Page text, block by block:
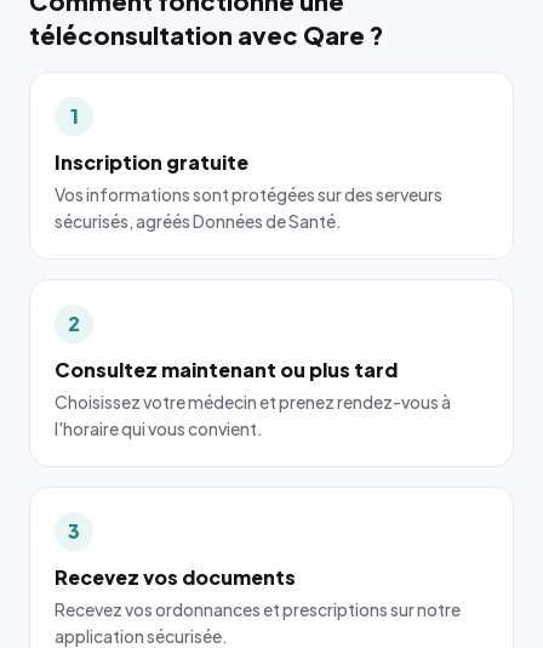
téléconsultation avec Qare ?
1
Inscription gratuite
Vos informations sont protégées sur des serveurs
sécurisés, agréés Données de Santé.
2
Consultez maintenant ou plus tard
Choisissez votre médecin et prenez rendez-vous à
l'horaire qui vous convient.
3
Recevez vos documents
Recevez vos ordonnances et prescriptions sur notre
application sécurisée.